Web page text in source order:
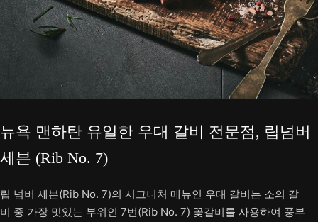
뉴욕 맨하탄 유일한 우대 갈비 전문점, 립넘버
세븐 (Rib No. 7)
립 넘버 세븐(Rib No. 7)의 시그니처 메뉴인 우대 갈비는 소의 갈
비 중 가장 맛있는 부위인 7번(Rib No. 7) 꽃갈비를 사용하여 풍부